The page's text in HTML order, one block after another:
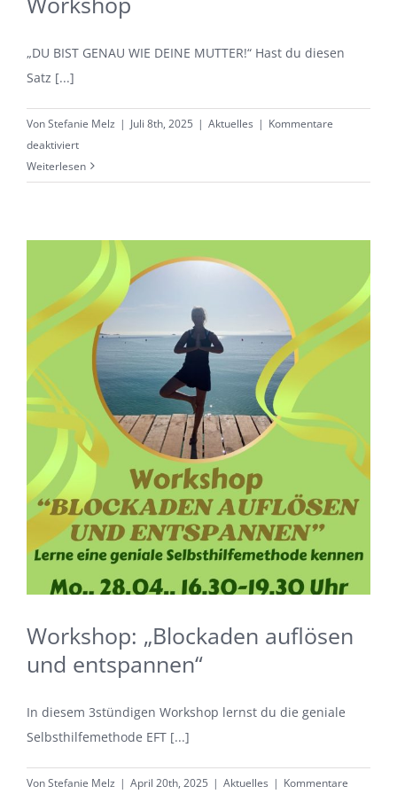
„DU BIST GENAU WIE DEINE MUTTER!“ Hast du diesen
Satz [...]
VonStefanie Melz | Juli 8th, 2025 | Aktuelles | Kommentare
deaktiviertfür
„DU
BIST
DEINE
MUTTER!“
Systemischer
Workshop
Weiterlesen
Workshop: „Blockaden auflösen
und entspannen“
In diesem 3stündigen Workshop lernst du die geniale
Selbsthilfemethode EFT [...]
VonStefanie Melz | April 20th, 2025 | Aktuelles | Kommentare